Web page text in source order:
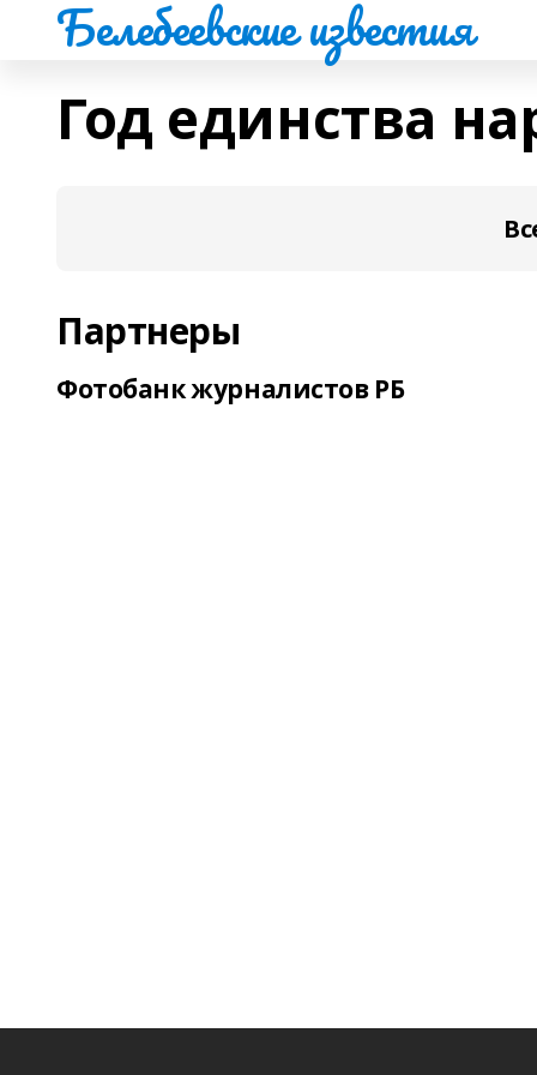
Белебеевские известия
Год единства
Партнеры
Фотобанк журналистов РБ